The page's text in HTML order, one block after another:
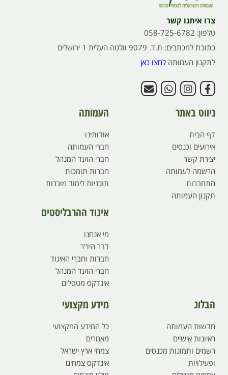
צרו איתנו קשר
טלפון: 058-725-6782
כתובת למכתבים: ת.ד. 9079 וולטה העלית 1 ירושלים
לתקנון העמותה לחצו כאן
ניווט באתר
דף הבית
אירועים וכנסים
יצירת קשר
הרשמה לעמותה
התחברות
תקנון העמותה
העמותה
אודותינו
חברי העמותה
חברי הועד המנהל
חברות תומכות
תוכניות לימוד מוכרות
איגוד ההרבליסטים
מי אנחנו
דבר היו"ר
חברות וחברי האיגוד
חברי הועד המנהל
אינדקס מטפלים
הבלוג
חדשות העמותה
ראיונות אישיים
רשמים ותמונות מכנסים
ופעילויות
מידע מקצועי
כל המידע המקצועי
מאמרים
צמחי ארץ ישראל
אינדקס צמחים